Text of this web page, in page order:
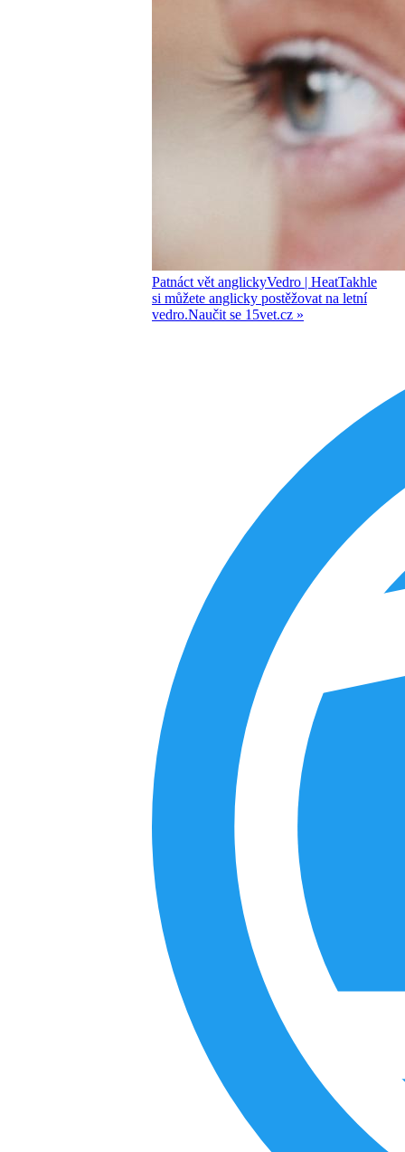
Patnáct vět anglickyVedro | HeatTakhle
si můžete anglicky postěžovat na letní
vedro.Naučit se 15vet.cz »